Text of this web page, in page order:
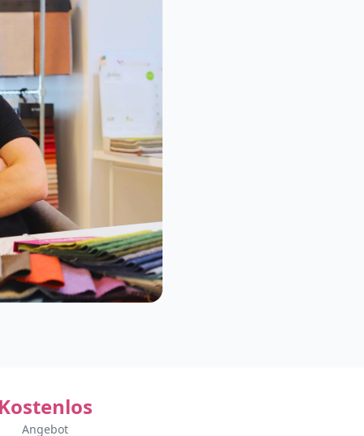
Kostenlos
Angebot